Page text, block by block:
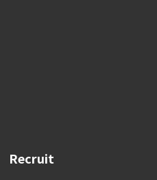
Recruit